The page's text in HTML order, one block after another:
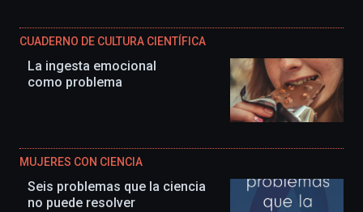
CUADERNO DE CULTURA CIENTÍFICA
La ingesta emocional
como problema
MUJERES CON CIENCIA
Seis problemas que la ciencia
no puede resolver